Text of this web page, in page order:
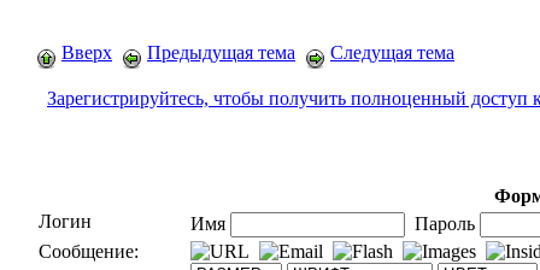
Вверх Предыдущая тема Следущая тема
Зарегистрируйтесь, чтобы получить полноценный доступ
Логин
Имя
Пароль
Сообщение: